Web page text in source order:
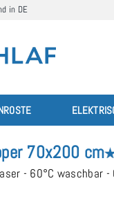
in DE
70x200 cm
- 60°C waschbar -